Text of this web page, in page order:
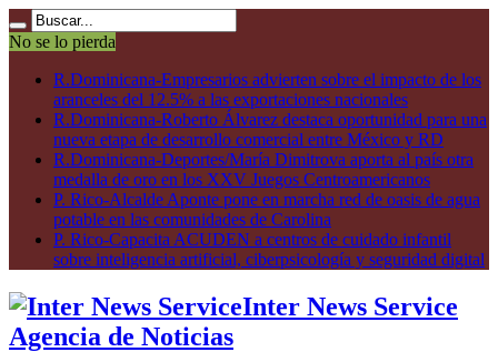
No se lo pierda
R.Dominicana-Empresarios advierten sobre el impacto de los
aranceles del 12.5% a las exportaciones nacionales
R.Dominicana-Roberto Álvarez destaca oportunidad para una
nueva etapa de desarrollo comercial entre México y RD
R.Dominicana-Deportes/María Dimitrova aporta al país otra
medalla de oro en los XXV Juegos Centroamericanos
P. Rico-Alcalde Aponte pone en marcha red de oasis de agua
potable en las comunidades de Carolina
P. Rico-Capacita ACUDEN a centros de cuidado infantil
sobre inteligencia artificial, ciberpsicología y seguridad digital
Inter News Service
Agencia de Noticias